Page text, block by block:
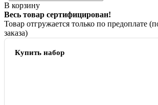
В корзину
Весь товар сертифицирован!
Товар отгружается только по предоплате
заказа)
Купить набор